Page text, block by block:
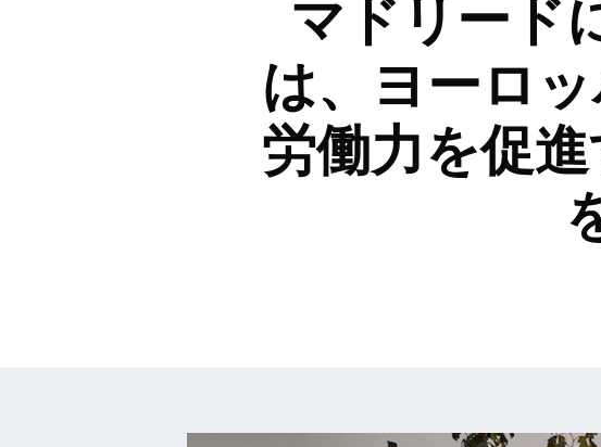
マドリード
は、ヨーロ
労働力を促